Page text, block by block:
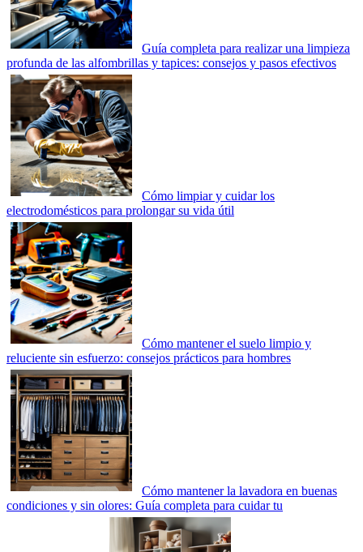
Guía completa para realizar una limpieza
profunda de las alfombrillas y tapices: consejos y pasos efectivos
Cómo limpiar y cuidar los
electrodomésticos para prolongar su vida útil
Cómo mantener el suelo limpio y
reluciente sin esfuerzo: consejos prácticos para hombres
Cómo mantener la lavadora en buenas
condiciones y sin olores: Guía completa para cuidar tu